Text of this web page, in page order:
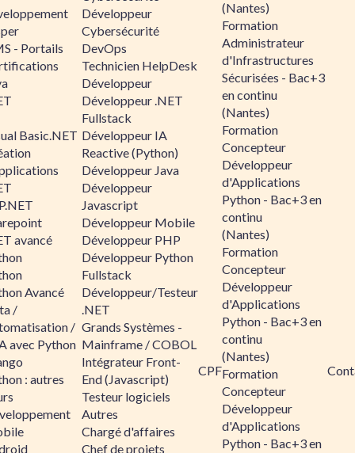
- Portails
Basic.NET
avancé
Avancé
/
/
avec Python
: autres
Développeur
Cybersécurité
DevOps
Technicien HelpDesk
Développeur
Développeur .NET
Fullstack
Développeur IA
Reactive (Python)
Développeur Java
Développeur
Javascript
Développeur Mobile
Développeur PHP
Développeur Python
Fullstack
Développeur/Testeur
.NET
Grands Systèmes -
Mainframe / COBOL
Intégrateur Front-
End (Javascript)
Testeur logiciels
Autres
Chargé d'affaires
Chef de projets
CPF
(Nantes)
Formation
Administrateur
d'Infrastructures
Sécurisées - Bac+3
en continu
(Nantes)
Formation
Concepteur
Développeur
d'Applications
Python - Bac+3 en
continu
(Nantes)
Formation
Concepteur
Développeur
d'Applications
Python - Bac+3 en
continu
(Nantes)
Formation
Concepteur
Développeur
d'Applications
Python - Bac+3 en